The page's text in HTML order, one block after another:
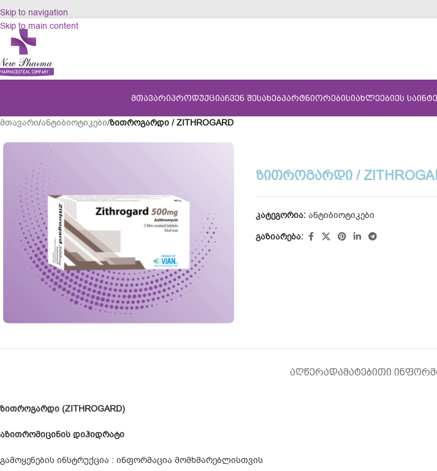
Skip to navigation
Skip to main content
ᲛᲗᲐᲕᲐᲠᲘᲞᲠᲝᲓᲣᲥᲪᲘᲐᲩᲕᲔᲜ ᲨᲔᲡᲐᲮᲔᲑᲞᲐᲠᲢᲜᲘᲝᲠᲔᲑᲘᲡᲘᲐᲮᲚᲔᲔᲑᲘᲔᲡ
მთავარი/ანტიბიოტიკები/ზითროგარდი / ZITHROGARD
ᲖᲘᲗᲠᲝᲒᲐᲠᲓᲘ /
კატეგორია: ანტიბიოტიკები
გაზიარება:
ᲐᲦᲬᲔᲠᲐᲓᲐᲛᲐᲢᲔᲑᲘᲗᲘ
ზითროგარდი (ZITHROGARD)
აზითრომიცინის დიჰიდრატი
გამოყენების ინსტრუქცია : ინფორმაცია მომხმარებლისთვის